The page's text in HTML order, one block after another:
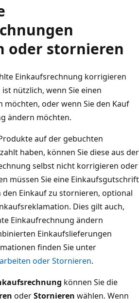
oder stornieren
Einkaufsrechnung korrigieren
nützlich, wenn Sie einen
oder wenn Sie den Kauf
ändern möchten.
auf der gebuchten
haben, können Sie diese aus der
selbst nicht korrigieren oder
müssen Sie eine Einkaufsgutschrift
Einkauf zu stornieren, optional
Dies gilt auch,
Einkaufrechnung ändern
Einkaufslieferungen
finden Sie unter
oder Stornieren.
können Sie die
oderStornieren wählen. Wenn